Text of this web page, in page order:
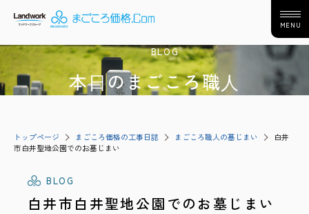
MENU
BLOG
本⽇のまごころ職⼈
トップページ まごころ価格の工事日誌 まごころ職人の墓じまい
白井
市白井聖地公園でのお墓じまい
BLOG
白井市白井聖地公園でのお墓じまい